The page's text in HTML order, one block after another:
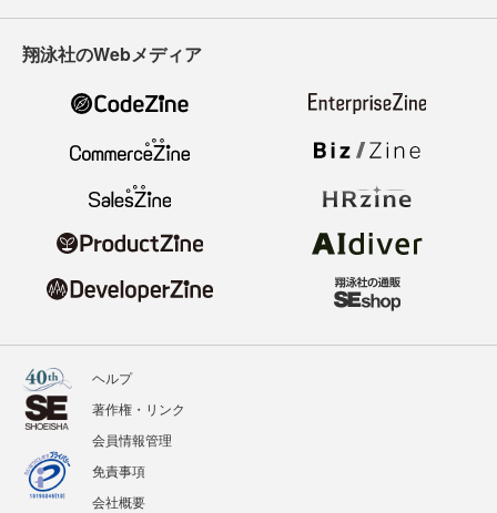
翔泳社のWebメディア
ヘルプ
著作権・リンク
会員情報管理
免責事項
会社概要